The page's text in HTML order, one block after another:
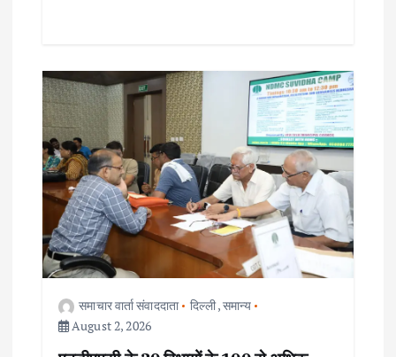
समाचार वार्ता संवाददाता दिल्ली,समान्य
August 2, 2026